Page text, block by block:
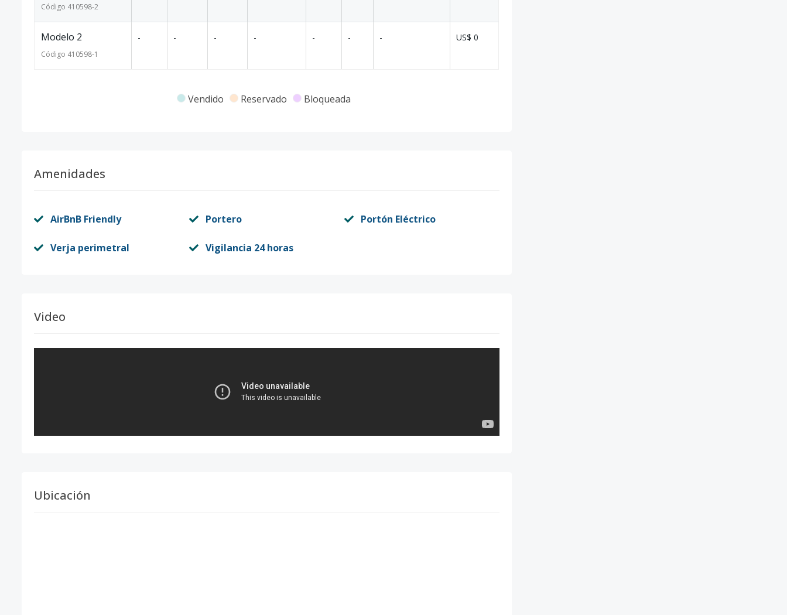
Código 410598-2
Modelo 2
Código 410598-1
- - - - - - - US$ 0
Vendido Reservado Bloqueada
Amenidades
AirBnB Friendly Portero Portón Eléctrico
Verja perimetral Vigilancia 24 horas
Video
Ubicación